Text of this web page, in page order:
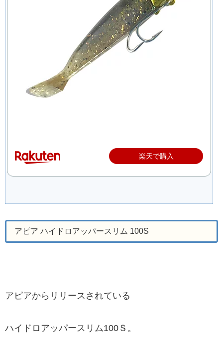
楽天で購入
アピア ハイドロアッパースリム 100S
アピアからリリースされている
ハイドロアッパースリム100Ｓ。